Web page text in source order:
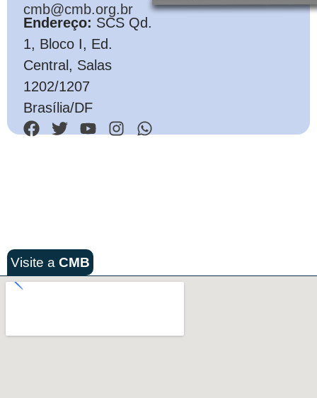
cmb@cmb.org.br
Endereço: SCS Qd.
1, Bloco I, Ed.
Central, Salas
1202/1207
Brasília/DF
Visite a CMB